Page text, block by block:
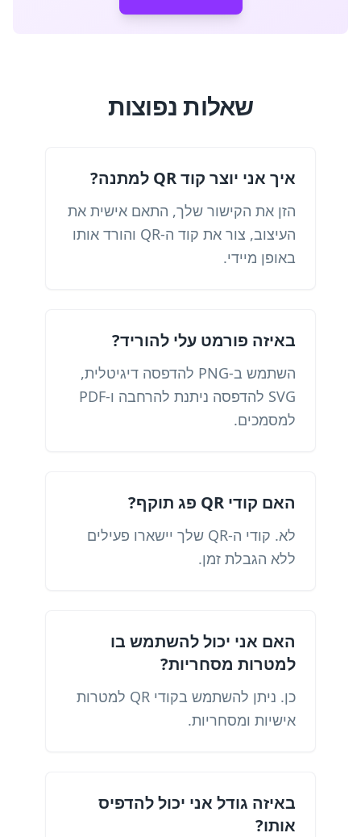
שאלות נפוצות
איך אני יוצר קוד QR למתנה?
הזן את הקישור שלך, התאם אישית את
העיצוב, צור את קוד ה-QR והורד אותו
באופן מיידי.
באיזה פורמט עלי להוריד?
השתמש ב-PNG להדפסה דיגיטלית,
SVG להדפסה ניתנת להרחבה ו-PDF
למסמכים.
האם קודי QR פג תוקף?
לא. קודי ה-QR שלך יישארו פעילים
ללא הגבלת זמן.
האם אני יכול להשתמש בו
למטרות מסחריות?
כן. ניתן להשתמש בקודי QR למטרות
אישיות ומסחריות.
באיזה גודל אני יכול להדפיס
אותו?